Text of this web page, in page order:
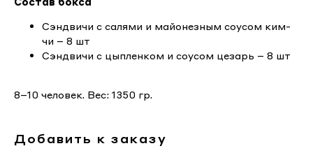
Сэндвичи с салями и майонезным соусом ким-
чи – 8 шт
Сэндвичи с цыпленком и соусом цезарь – 8 шт
8–10 человек. Вес: 1350 гр.
Добавить к заказу